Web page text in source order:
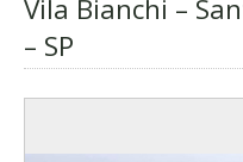
Vila Bianchi –
– SP